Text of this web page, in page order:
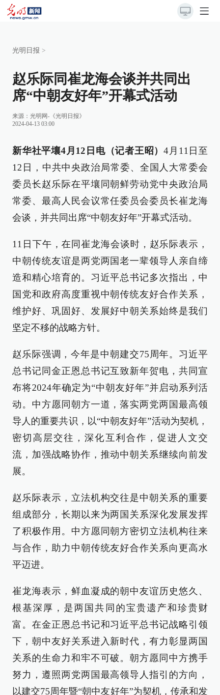
光明日报 >
赵乐际同崔龙海会谈并共同出
席“中朝友好年”开幕式活动
来源： 光明网-《光明日报》
2024-04-13 03:00
新华社平壤4月12日电（记者王昭） 4月11日至
12日，中共中央政治局常委、全国人大常委会
委员长赵乐际在平壤同朝鲜劳动党中央政治局
常委、最高人民会议常任委员会委员长崔龙海
会谈，并共同出席“中朝友好年”开幕式活动。
11日下午，在同崔龙海会谈时，赵乐际表示，
中朝传统友谊是两党两国老一辈领导人亲自缔
造和精心培育的。习近平总书记多次指出，中
国党和政府高度重视中朝传统友好合作关系，
维护好、巩固好、发展好中朝关系始终是我们
坚定不移的战略方针。
赵乐际强调，今年是中朝建交75周年。习近平
总书记同金正恩总书记互致新年贺电，共同宣
布将2024年确定为“中朝友好年”并启动系列活
动。中方愿同朝方一道，落实两党两国最高领
导人的重要共识，以“中朝友好年”活动为契机，
密切高层交往，深化互利合作，促进人文交
流，加强战略协作，推动中朝关系继续向前发
展。
赵乐际表示，立法机构交往是中朝关系的重要
组成部分，长期以来为两国关系深化发展发挥
了积极作用。中方愿同朝方密切立法机构往来
与合作，助力中朝传统友好合作关系向更高水
平迈进。
崔龙海表示，鲜血凝成的朝中友谊历史悠久、
根基深厚，是两国共同的宝贵遗产和珍贵财
富。在金正恩总书记和习近平总书记战略引领
下，朝中友好关系进入新时代，有力彰显两国
关系的生命力和牢不可破。朝方愿同中方携手
努力，遵照两党两国最高领导人指引的方向，
以建交75周年暨“朝中友好年”为契机，传承和发